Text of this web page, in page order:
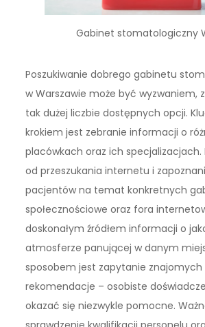
Gabinet stomatologiczny
Poszukiwanie dobrego gabinetu
w Warszawie może być wyzwaniem,
tak dużej liczbie dostępnych opcji.
krokiem jest zebranie informacji o
placówkach oraz ich specjalizacjach.
od przeszukania internetu i
pacjentów na temat konkretnych
społecznościowe oraz fora
doskonałym źródłem informacji o
atmosferze panującej w danym
sposobem jest zapytanie znajomych
rekomendacje – osobiste
okazać się niezwykle pomocne.